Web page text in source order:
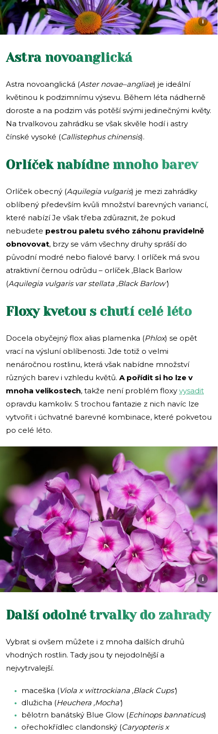
i
Astra novoanglická
Astra novoanglická (Aster novae–angliae) je ideální
květinou k podzimnímu výsevu. Během léta nádherně
doroste a na podzim vás potěší svými jedinečnými květy.
Na trvalkovou zahrádku se však skvěle hodí i astry
čínské vysoké (Callistephus chinensis).
Orlíček nabídne mnoho barev
Orlíček obecný (Aquilegia vulgaris) je mezi zahrádky
oblíbený především kvůli množství barevných variancí,
které nabízí Je však třeba zdůraznit, že pokud
nebudete pestrou paletu svého záhonu pravidelně
obnovovat, brzy se vám všechny druhy spráší do
původní modré nebo fialové barvy. I orlíček má svou
atraktivní černou odrůdu – orlíček ‚Black Barlow
(Aquilegia vulgaris var stellata ‚Black Barlow‘)
Floxy kvetou s chutí celé léto
Docela obyčejný flox alias plamenka (Phlox) se opět
vrací na výsluní oblíbenosti. Jde totiž o velmi
nenáročnou rostlinu, která však nabídne množství
různých barev i vzhledu květů. A pořídit si ho lze v
mnoha velikostech, takže není problém floxy vysadit
opravdu kamkoliv. S trochou fantazie z nich navíc lze
vytvořit i úchvatné barevné kombinace, které pokvetou
po celé léto.
i
Další odolné trvalky do zahrady
Vybrat si ovšem můžete i z mnoha dalších druhů
vhodných rostlin. Tady jsou ty nejodolnější a
nejvytrvalejší.
maceška (Viola x wittrockiana ‚Black Cups‘)
dlužicha (Heuchera ‚Mocha‘)
bělotrn banátský Blue Glow (Echinops bannaticus)
ořechokřídlec clandonský (Caryopteris x